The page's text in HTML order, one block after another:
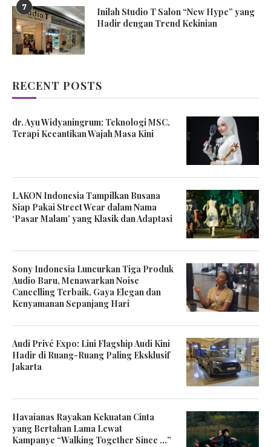
7
Inilah Studio T Salon “New Hype” yang
Hadir dengan Trend Kekinian
RECENT POSTS
dr. Ayu Widyaningrum: Teknologi MSC,
Terapi Kecantikan Wajah Masa Kini
LAKON Indonesia Tampilkan Busana
Siap Pakai Street Wear dalam Nama
‘Pasar Malam’ yang Klasik dan Adaptasi
Sony Indonesia Luncurkan Tiga Produk
Audio Baru, Menawarkan Noise
Cancelling Terbaik, Gaya Elegan dan
Kenyamanan Sepanjang Hari
Audi Privé Expo: Lini Flagship Audi Kini
Hadir di Ruang-Ruang Paling Eksklusif
Jakarta
Havaianas Rayakan Kekuatan Cinta
yang Bertahan Lama Lewat
Kampanye “Walking Together Since …”